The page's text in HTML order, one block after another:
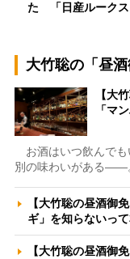
た 「日産ルーク
大竹聡の「昼酒
【大
「マ
お酒はいつ飲んでも
別の味わいがある――
【大竹聡の昼酒御
ギ」を知らないっ
【大竹聡の昼酒御